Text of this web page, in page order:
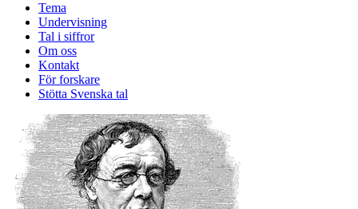
Tema
Undervisning
Tal i siffror
Om oss
Kontakt
För forskare
Stötta Svenska tal